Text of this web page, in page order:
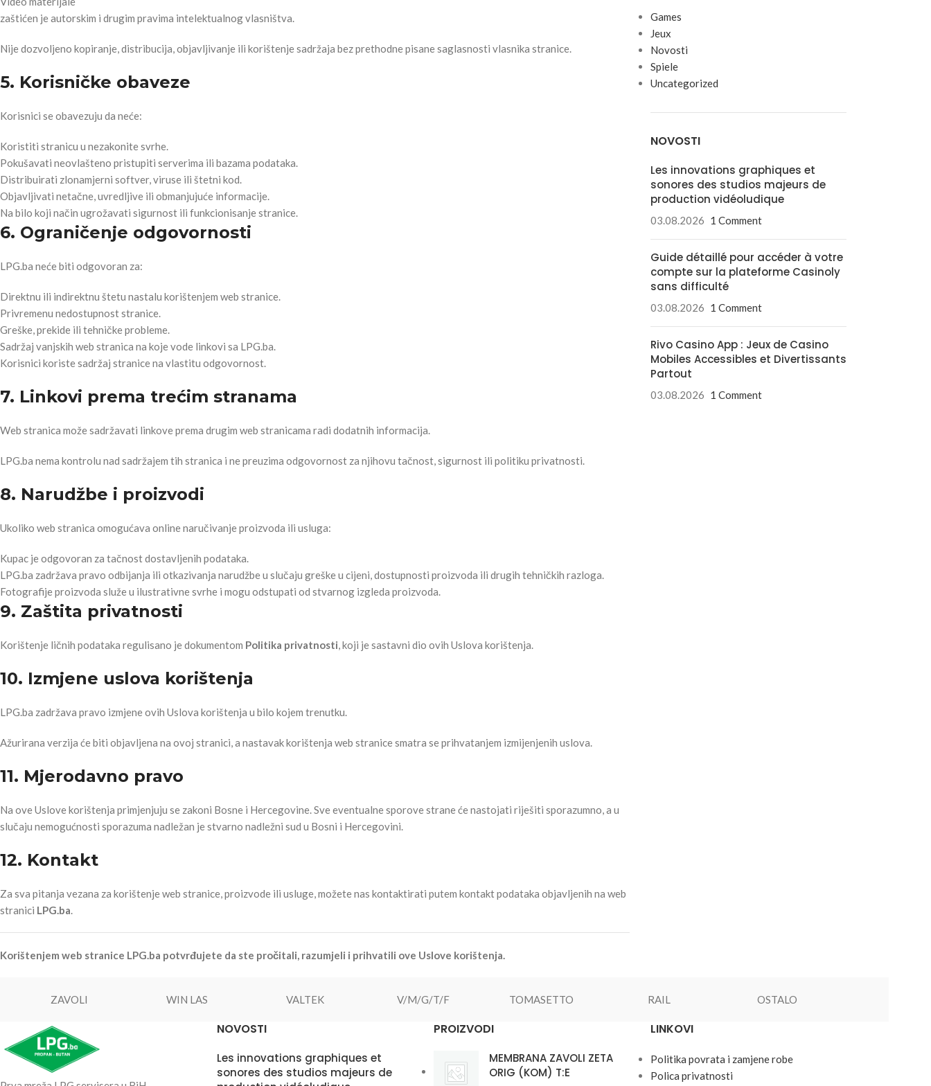
zaštićen je autorskim i drugim pravima intelektualnog vlasništva.
Nije dozvoljeno kopiranje, distribucija, objavljivanje ili korištenje sadržaja bez prethodne pisane saglasnosti vlasnika stranice.
5. Korisničke obaveze
Korisnici se obavezuju da neće:
Koristiti stranicu u nezakonite svrhe.
Pokušavati neovlašteno pristupiti serverima ili bazama podataka.
Distribuirati zlonamjerni softver, viruse ili štetni kod.
Objavljivati netačne, uvredljive ili obmanjujuće informacije.
Na bilo koji način ugrožavati sigurnost ili funkcionisanje stranice.
6. Ograničenje odgovornosti
LPG.ba neće biti odgovoran za:
Direktnu ili indirektnu štetu nastalu korištenjem web stranice.
Privremenu nedostupnost stranice.
Greške, prekide ili tehničke probleme.
Sadržaj vanjskih web stranica na koje vode linkovi sa LPG.ba.
Korisnici koriste sadržaj stranice na vlastitu odgovornost.
7. Linkovi prema trećim stranama
Web stranica može sadržavati linkove prema drugim web stranicama radi dodatnih informacija.
LPG.ba nema kontrolu nad sadržajem tih stranica i ne preuzima odgovornost za njihovu tačnost, sigurnost ili politiku privatnosti.
8. Narudžbe i proizvodi
Ukoliko web stranica omogućava online naručivanje proizvoda ili usluga:
Kupac je odgovoran za tačnost dostavljenih podataka.
LPG.ba zadržava pravo odbijanja ili otkazivanja narudžbe u slučaju greške u cijeni, dostupnosti proizvoda ili drugih tehničkih razloga.
Fotografije proizvoda služe u ilustrativne svrhe i mogu odstupati od stvarnog izgleda proizvoda.
9. Zaštita privatnosti
Korištenje ličnih podataka regulisano je dokumentom Politika privatnosti, koji je sastavni dio ovih Uslova korištenja.
10. Izmjene uslova korištenja
LPG.ba zadržava pravo izmjene ovih Uslova korištenja u bilo kojem trenutku.
Ažurirana verzija će biti objavljena na ovoj stranici, a nastavak korištenja web stranice smatra se prihvatanjem izmijenjenih uslova.
11. Mjerodavno pravo
Na ove Uslove korištenja primjenjuju se zakoni Bosne i Hercegovine. Sve eventualne sporove strane će nastojati riješiti sporazumno, a u
slučaju nemogućnosti sporazuma nadležan je stvarno nadležni sud u Bosni i Hercegovini.
12. Kontakt
Za sva pitanja vezana za korištenje web stranice, proizvode ili usluge, možete nas kontaktirati putem kontakt podataka objavljenih na web
stranici LPG.ba.
Korištenjem web stranice LPG.ba potvrđujete da ste pročitali, razumjeli i prihvatili ove Uslove korištenja.
Games
Jeux
Novosti
Spiele
Uncategorized
NOVOSTI
Les innovations graphiques et
sonores des studios majeurs de
production vidéoludique
03.08.2026 1 Comment
Guide détaillé pour accéder à votre
compte sur la plateforme Casinoly
sans difficulté
03.08.2026 1 Comment
Rivo Casino App : Jeux de Casino
Mobiles Accessibles et Divertissants
Partout
03.08.2026 1 Comment
ZAVOLI WIN LAS VALTEK V/M/G/T/F TOMASETTO RAIL OSTALO
NOVOSTI
Les innovations graphiques et
sonores des studios majeurs de
PROIZVODI
MEMBRANA ZAVOLI ZETA
ORIG (KOM) T:E
LINKOVI
Politika povrata i zamjene robe
Polica privatnosti